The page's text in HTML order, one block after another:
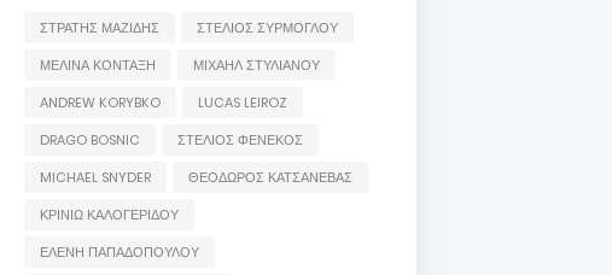
ΣΤΡΑΤΗΣ ΜΑΖΙΔΗΣ
ΣΤΕΛΙΟΣ ΣΥΡΜΟΓΛΟΥ
ΜΕΛΙΝΑ ΚΟΝΤΑΞΗ
ΜΙΧΑΗΛ ΣΤΥΛΙΑΝΟΥ
ANDREW KORYBKO
LUCAS LEIROZ
DRAGO BOSNIC
ΣΤΕΛΙΟΣ ΦΕΝΕΚΟΣ
MICHAEL SNYDER
ΘΕΟΔΩΡΟΣ ΚΑΤΣΑΝΕΒΑΣ
ΚΡΙΝΙΩ ΚΑΛΟΓΕΡΙΔΟΥ
ΕΛΕΝΗ ΠΑΠΑΔΟΠΟΥΛΟΥ